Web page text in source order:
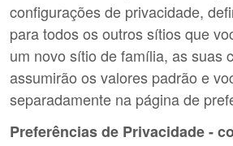
configurações de privacidade,
para todos os outros sítios que
um novo sítio de família, as suas
assumirão os valores padrão e
separadamente na página de
Preferências de Privacidade -